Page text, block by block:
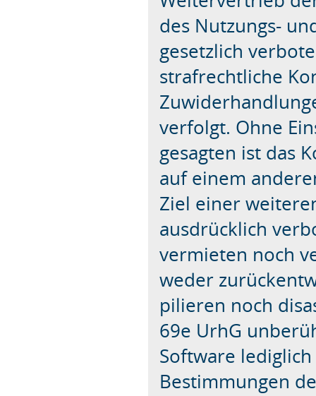
des Nutzungs-
gesetzlich
strafrechtliche
verfolgt. Ohne
gesagten ist das
auf einem
Ziel einer
ausdrücklich
vermieten noch
weder
pilieren noch
69e UrhG
Software
Bestimmungen